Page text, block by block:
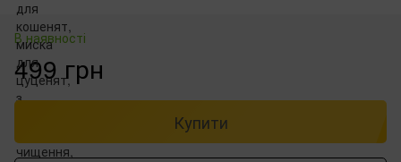
В наявності
499 грн
Купити